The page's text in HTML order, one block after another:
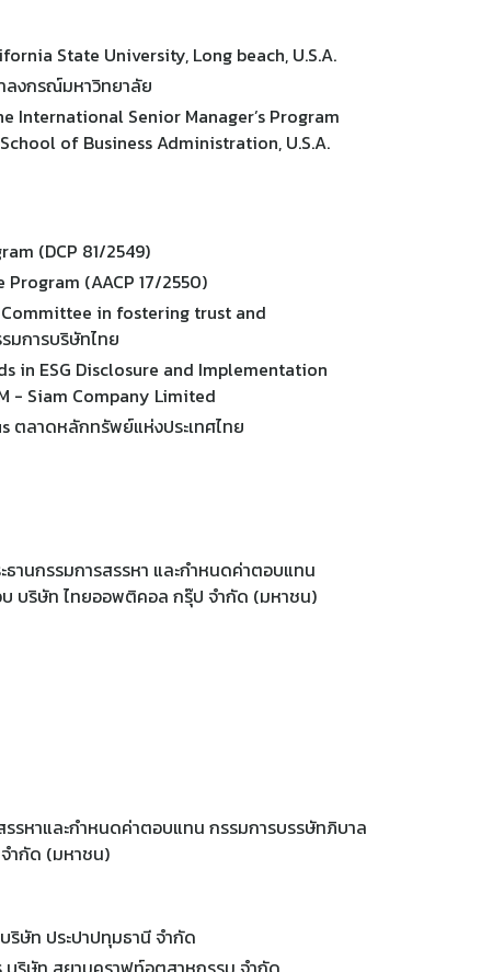
State University, Long beach, U.S.A.
ลงกรณ์มหาวิทยาลัย
International Senior Manager’s Program
of Business Administration, U.S.A.
(DCP 81/2549)
(AACP 17/2550)
in fostering trust and
มการบริษัทไทย
in ESG Disclosure and Implementation
- Siam Company Limited
ตลาดหลักทรัพย์แห่งประเทศไทย
ธานกรรมการสรรหา และกำหนดค่าตอบแทน
บริษัท ไทยออพติคอล กรุ๊ป จำกัด (มหาชน)
รรหาและกำหนดค่าตอบแทน กรรมการบรรษัทภิบาล
ำกัด (มหาชน)
ริษัท ประปาปทุมธานี จำกัด